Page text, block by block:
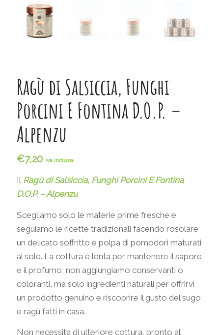
Ragù di Salsiccia, Funghi
Porcini E Fontina D.O.P. –
Alpenzu
€7,20 iva inclusa
IlRagù di Salsiccia, Funghi Porcini E Fontina
D.O.P. – Alpenzu
Scegliamo solo le materie prime fresche e
seguiamo le ricette tradizionali facendo rosolare
un delicato soffritto e polpa di pomodori maturati
al sole. La cottura è lenta per mantenere il sapore
e il profumo, non aggiungiamo conservanti o
coloranti, ma solo ingredienti naturali per offrirvi
un prodotto genuino e riscoprire il gusto del sugo
e ragù fatti in casa.
Non necessita di ulteriore cottura, pronto al